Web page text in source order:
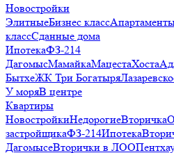
Новостройки
ЭлитныеБизнес класс
классСданные дома
ИпотекаФЗ-214
ДагомысМамайкаМацестаХоста
БытхеЖК Три Богатыря
У моряВ центре
Квартиры
НовостройкиНедорогиеВторичка
застройщикаФЗ-214Ипотека
ДагомысеВторички в ЛОО